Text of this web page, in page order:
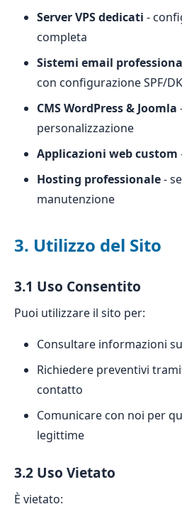
Server VPS dedicati -
completa
Sistemi email
con configurazione SPF/
CMS WordPress & Joomla
personalizzazione
Applicazioni web custom
Hosting professionale-
manutenzione
3. Utilizzo del Sito
3.1 Uso Consentito
Puoi utilizzare il sito per:
Consultare informazioni
Richiedere preventivi
contatto
Comunicare con noi per
legittime
3.2 Uso Vietato
È vietato: